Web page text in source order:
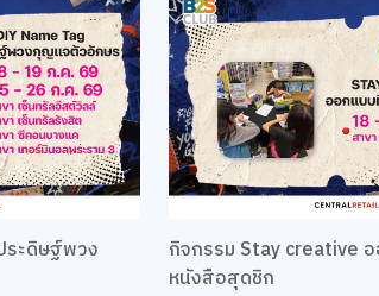
กิจกรรม Stay creative ออกแบบที่คั่น
หนังสือสุดชิก